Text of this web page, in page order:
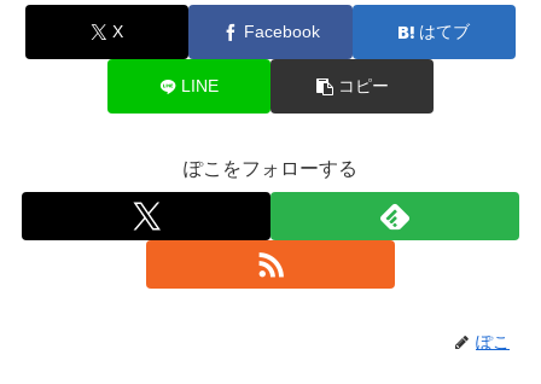
X Facebook はてブ
LINE コピー
ぽこをフォローする
ぽこ